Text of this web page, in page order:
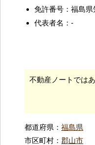
免許番号：福島
代表者名：-
不動産ノートでは
都道府県： 福島県
市区町村： 郡山市